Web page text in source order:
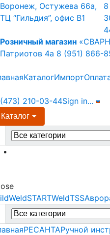
Skip
to
Skip
to
Воронеж, Остужева 66а,
ТЦ “Гильдия”, офис В1
Розничный магазин
Патриотов 4а 8 (951) 866-
КаталогИмпорт
210-03-44Sign in...
Каталог
STARTWeldTSS
РЕСАНТАРучной